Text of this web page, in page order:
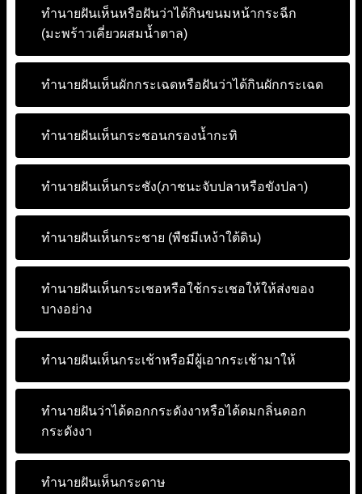
ทำนายฝันเห็นหรือฝันว่าได้กินขนมหน้ากระฉีก
(มะพร้าวเคี่ยวผสมน้ำตาล)
ทำนายฝันเห็นผักกระเฉดหรือฝันว่าได้กินผักกระเฉด
ทำนายฝันเห็นกระชอนกรองน้ำกะทิ
ทำนายฝันเห็นกระชัง(ภาชนะจับปลาหรือขังปลา)
ทำนายฝันเห็นกระชาย (พืชมีเหง้าใต้ดิน)
ทำนายฝันเห็นกระเชอหรือใช้กระเชอให้ให้ส่งของ
บางอย่าง
ทำนายฝันเห็นกระเช้าหรือมีผู้เอากระเช้ามาให้
ทำนายฝันว่าได้ดอกกระดังงาหรือได้ดมกลิ่นดอก
กระดังงา
ทำนายฝันเห็นกระดาษ